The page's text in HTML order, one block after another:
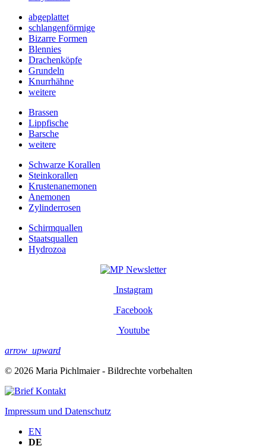
abgeplattet
schlangenförmige
Bizarre Formen
Blennies
Drachenköpfe
Grundeln
Knurrhähne
weitere
Brassen
Lippfische
Barsche
weitere
Schwarze Korallen
Steinkorallen
Krustenanemonen
Anemonen
Zylinderrosen
Schirmquallen
Staatsquallen
Hydrozoa
Newsletter
Instagram
Facebook
Youtube
arrow_upward
© 2026 Maria Pichlmaier - Bildrechte vorbehalten
Kontakt
Impressum und Datenschutz
EN
DE